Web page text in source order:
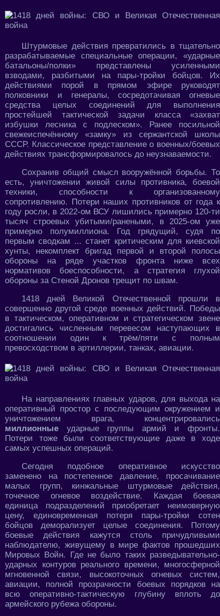
Штурмовые действия превратились в тщательно
разрабатываемые специальные операции, «ударные
батальоны/полки» представлены усиленными
взводами, разбитыми на пары-тройки бойцов. Их
действиями порой в прямом эфире руководят
полковники и генералы, сосредотачивая огневые
средства целых соединений для выполнения
простейшей тактической задачи класса «захват
избушки лесника с подлеском». Ранее посильной
свежеиспечённому «замку» из сержантской школы
СССР. Классическое представление о военных/боевых
действиях трансформировалось до неузнаваемости.
Сохранив общий смысл вооружённой борьбы. То
есть, уничтожении живой силы противника, боевой
техники, способности к организованному
сопротивлению. Потери наших противников от года к
году росли, в 2022-ом ВСУ лишились примерно 120-ти
тысяч строевых убитыми/ранеными, в 2025-ом уже
примерно полумиллиона. Год грядущий, судя по
первым сводкам ... станет критическим для киевской
хунты, некомплект бригад первой и второй полосы
обороны на ряде участков фронта ниже всех
нормативов боеспособности, а стратегия глухой
обороны за Стеной Дронов трещит по швам.
1418 дней Великой Отечественной прошли в
совершенно другой среде военных действий. Победы
в тактическом, оперативном и стратегическом звене
достигались численным перевесом наступающих в
соотношении один к трём/пяти с полным
превосходством в артиллерии, танках, авиации.
На направлениях главных ударов, для выхода на
оперативный простор с последующим окружением и
уничтожением врага, концентрировались
миллионные ударные группы армий и фронты.
Потери тоже были соответствующие даже в ходе
самых успешных операций.
Сегодня подобное оперативное искусство
заменено на постепенное давление, просачивание
малых групп, кинжальные штурмовые действия,
точечное огневое воздействие. Каждая боевая
единица подразделений приобретает неимоверную
цену, единовременная потеря пары-тройки сотен
бойцов деморализует целые соединения. Потому
боевые действия кажутся столь причудливыми
наблюдателю, живущему в мире фактов прошедших
Мировых Войн. Где не было таких разведывательно-
ударных контуров реального времени, многосферной
мгновенной связи, высокоточных огневых систем,
авиации, полной прозрачности боевых порядков на
всю оперативно-тактическую глубину вплоть до
армейского рубежа обороны.